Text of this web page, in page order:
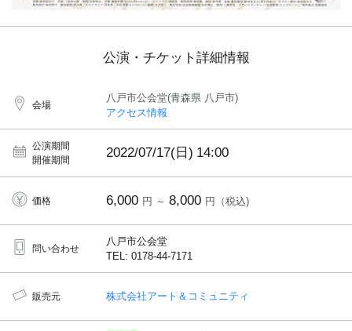
公演・チケット詳細情報
会場
八戸市公会堂(青森県 八戸市)
アクセス情報
公演期間
開催期間
2022/07/17(日) 14:00
価格 6,000 円 ～ 8,000 円（税込)
問い合わせ
八戸市公会堂
TEL: 0178-44-7171
販売元 株式会社アート＆コミュニティ